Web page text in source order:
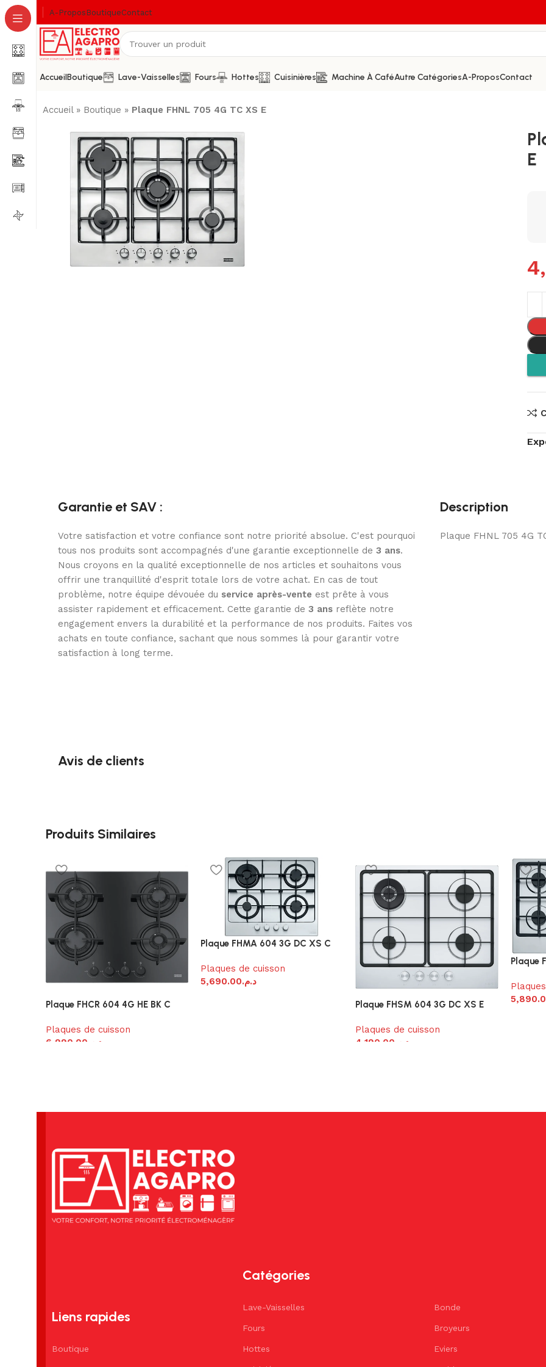
A-Propos BoutiqueContact
AccueilBoutique Lave-Vaisselles Fours Hottes Cuisinières Machine À CaféAutre CatégoriesA-ProposContact
Accueil» Boutique » Plaque FHNL 705 4G TC XS E
E
Garantie et SAV :
Votre satisfaction et votre confiance sont notre priorité absolue. C'est pourquoi
tous nos produits sont accompagnés d'une garantie exceptionnelle de 3 ans.
Nous croyons en la qualité exceptionnelle de nos articles et souhaitons vous
offrir une tranquillité d'esprit totale lors de votre achat. En cas de tout
problème, notre équipe dévouée du service après-vente est prête à vous
assister rapidement et efficacement. Cette garantie de 3 ans reflète notre
engagement envers la durabilité et la performance de nos produits. Faites vos
achats en toute confiance, sachant que nous sommes là pour garantir votre
satisfaction à long terme.
Description
Plaque FHNL 705 4G
Avis de clients
Produits Similaires
Plaque FHCR 604 4G HE BK C
Plaques de cuisson
د.م. 6,990.00
Plaque FHMA 604 3G DC XS C
Plaques de cuisson
د.م.5,690.00
Plaque FHSM 604 3G DC XS E
Plaques de cuisson
د.م. 4,190.00
Plaque
Liens rapides
Boutique
Catégories
Lave-Vaisselles
Fours
Hottes
Bonde
Broyeurs
Eviers